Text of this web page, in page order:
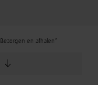
Bezorgen en afhalen*